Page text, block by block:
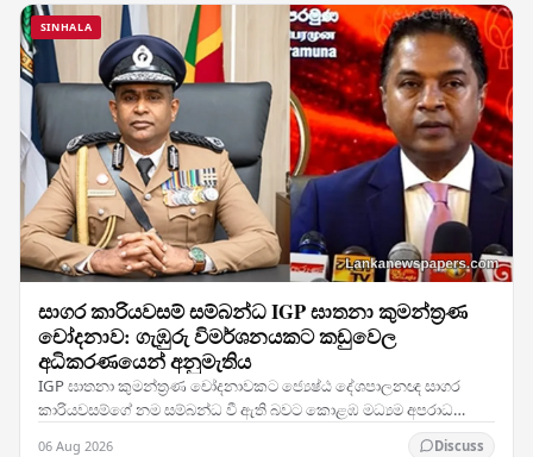
SINHALA
සාගර කාරියවසම් සම්බන්ධ IGP ඝාතනා කුමන්ත්‍රණ
චෝදනාව: ගැඹුරු විමර්ශනයකට කඩුවෙල
අධිකරණයෙන් අනුමැතිය
IGP ඝාතනා කුමන්ත්‍රණ චෝදනාවකට ජ්‍යෙෂ්ඨ දේශපාලනඥ සාගර
කාරියවසම්ගේ නම සම්බන්ධ වී ඇති බවට කොළඹ මධ්‍යම අපරාධ
විමර්ශන කාර්යාංශය (CCIB) ඉදිරිපත් කළ වාර්තාව සලකා බැලූ…
06 Aug 2026 Discuss